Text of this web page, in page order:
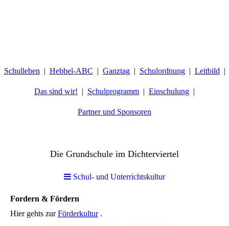
Schulleben Hebbel-ABC Ganztag Schulordnung Leitbild
Das sind wir! Schulprogramm Einschulung
Partner und Sponsoren
Die Grundschule im Dichterviertel
Schul- und Unterrichtskultur
Fordern & Fördern
Hier gehts zurFörderkultur.